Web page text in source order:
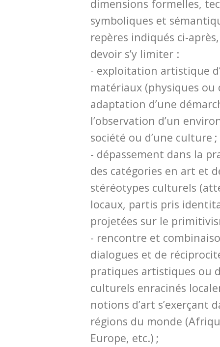
dimensions formelles,
symboliques et
repères indiqués ci-
devoir s’y limiter :
- exploitation artistique
matériaux (physiques
adaptation d’une
l’observation d’un
société ou d’une culture ;
- dépassement dans la
des catégories en art et
stéréotypes culturels
locaux, partis pris
projetées sur le
- rencontre et
dialogues et de
pratiques artistiques ou
culturels enracinés
notions d’art s’exerçant
régions du monde
Europe, etc.) ;